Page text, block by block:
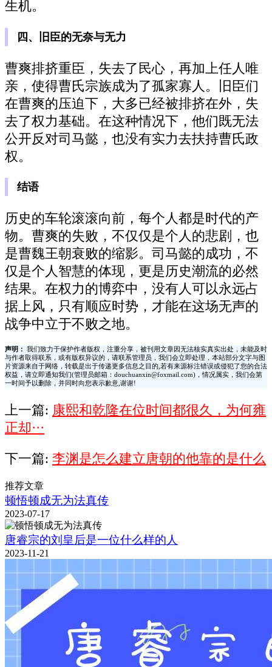
生机。
四、旧臣的无奈与无力
曹爽排挤重臣，失去了民心，再加上任人唯
亲，使得曹氏宗族成为了孤家寡人。旧臣们
在曹爽的压迫下，大多已经被排挤在外，失
去了权力基础。在这种情况下，他们既无法
公开反对司马懿，也没有实力去扶持曹氏政
权。
结语
历史的车轮滚滚向前，每个人都是时代的产
物。曹爽的失败，不仅仅是个人的悲剧，也
是曹魏王朝衰败的缩影。司马懿的成功，不
仅是个人智慧的体现，更是历史潮流的必然
结果。在权力的博弈中，没有人可以永远占
据上风，只有顺应时势，才能在这场无声的
战争中立于不败之地。
声明：
我们致力于保护作者版权，注重分享，被刊用文章因无法核实真实出处，未能及时
与作者取得联系，或有版权异议的，请联系管理员，我们会立即处理，本站部分文字与图
片资源来自于网络，转载是出于传递更多信息之目的,若有来源标注错误或侵犯了您的合法
权益，请立即通知我们(管理员邮箱：douchuanxin@foxmail.com)，情况属实，我们会第
一时间予以删除，并同时向您表示歉意,谢谢!
上一篇: 康熙和乾隆在位时间都很久，为何雍
正却···
下一篇: 李渊是怎么建立唐朝的他靠的是什么
推荐文章
顿悟顿成无为法真传
2023-07-17
唐睿宗的刘皇后是一位什么样的人
2023-11-21